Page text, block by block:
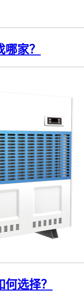
家？
选择？